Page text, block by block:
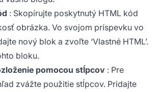
: Skopírujte poskytnutý HTML kód
obrázka. Vo svojom príspevku vo
nový blok a zvoľte ‘Vlastné HTML’.
bloku.
pomocou stĺpcov : Pre
zvážte použitie stĺpcov. Pridajte